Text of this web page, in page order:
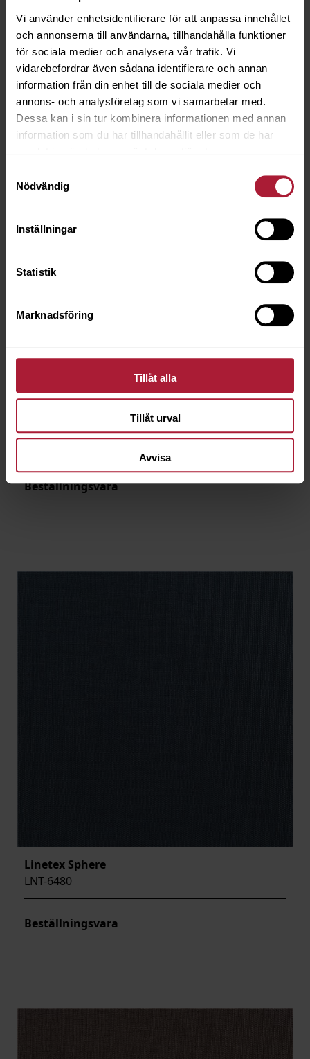
Vi använder enhetsidentifierare för att anpassa innehållet
och annonserna till användarna, tillhandahålla funktioner
för sociala medier och analysera vår trafik. Vi
vidarebefordrar även sådana identifierare och annan
information från din enhet till de sociala medier och
annons- och analysföretag som vi samarbetar med.
Dessa kan i sin tur kombinera informationen med annan
information som du har tillhandahållit eller som de har
Nödvändig
Inställningar
Statistik
Marknadsföring
Tillåt alla
Tillåt urval
Avvisa
Beställningsvara
LNT-6027
Beställningsvara
Linetex Sphere
LNT-6480
Beställningsvara